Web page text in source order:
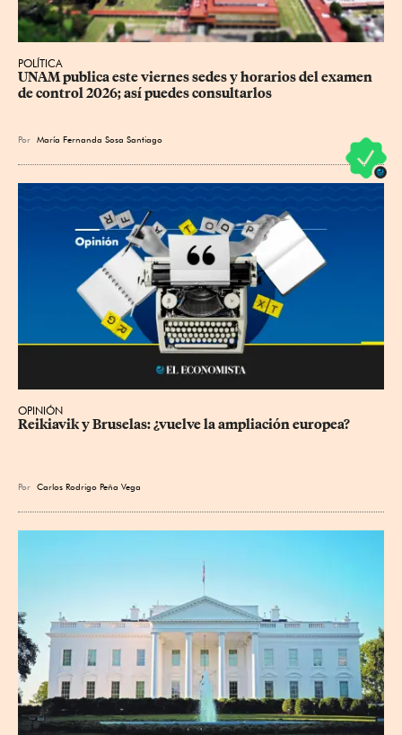
POLÍTICA
UNAM publica este viernes sedes y horarios del examen
de control 2026; así puedes consultarlos
Por María Fernanda Sosa Santiago
OPINIÓN
Reikiavik y Bruselas: ¿vuelve la ampliación europea?
Por Carlos Rodrigo Peña Vega